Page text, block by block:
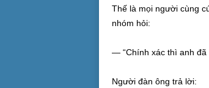
Thế là mọi người cùng
nhóm hỏi:
— “Chính xác thì anh đã
Người đàn ông trả lời: